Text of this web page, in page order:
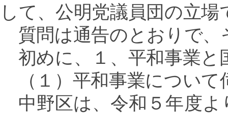
して、公明党議員団の立
質問は通告のとおりで、
初めに、１、平和事業と
（１）平和事業について
中野区は、令和５年度よ